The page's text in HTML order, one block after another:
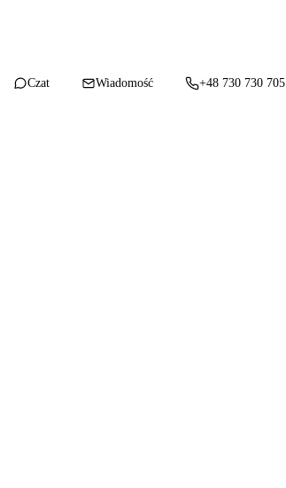
Czat Wiadomość +48 730 730 705